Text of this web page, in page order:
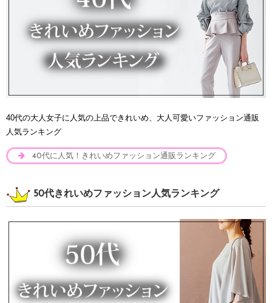
40代の大人女子に人気の上品できれいめ、大人可愛いファッション通販
人気ランキング
40代に人気！きれいめファッション通販ランキング
50代きれいめファッション人気ランキング